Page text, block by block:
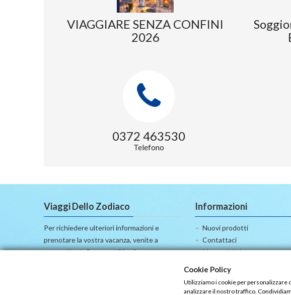
VIAGGIARE SENZA CONFINI
2026
0372 463530
Telefono
Viaggi Dello Zodiaco
Per richiedere ulteriori informazioni e
prenotare la vostra vacanza, venite a
trovarci in via Dante n.150 a Cremona,
Informazioni
Nuovi prodotti
Contattaci
Mappa del sito
Cookie Policy
Utilizziamo i cookie per personalizzare
analizzare il nostro traffico.